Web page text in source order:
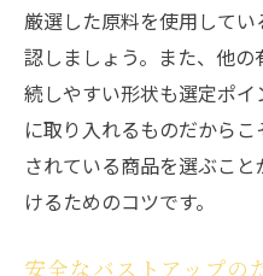
厳選した原料を使用して
認しましょう。また、他
続しやすい形状も選定ポ
に取り入れるものだから
されている商品を選ぶこ
けるためのコツです。
安全なバストアップの